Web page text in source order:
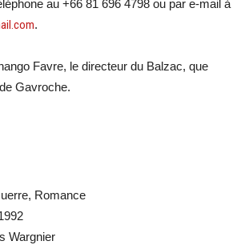
au +66 81 696 4798 ou par e-mail à
.
Favre, le directeur du Balzac, que
Gavroche.
Romance
Wargnier